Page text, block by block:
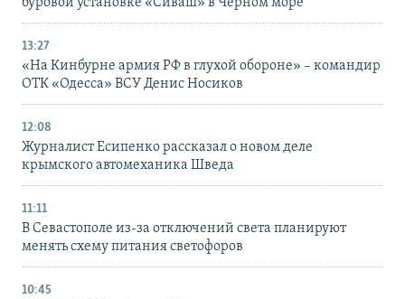
буровой установке «Сиваш» в Черном море
13:27
«На Кинбурне армия РФ в глухой обороне» – командир
ОТК «Одесса» ВСУ Денис Носиков
12:08
Журналист Есипенко рассказал о новом деле
крымского автомеханика Шведа
11:11
В Севастополе из-за отключений света планируют
менять схему питания светофоров
10:45